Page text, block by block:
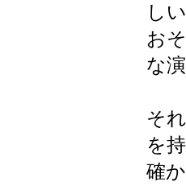
し
お
な
そ
を
確